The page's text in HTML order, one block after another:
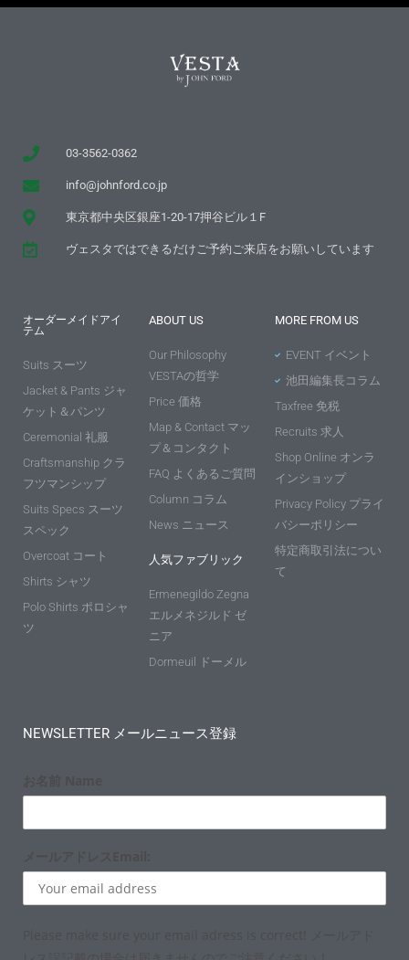
03-3562-0362
info@johnford.co.jp
東京都中央区銀座1-20-17押谷ビル１F
ヴェスタではできるだけご予約ご来店をお願いしています
オーダーメイドアイ
テム
Suits スーツ
Jacket & Pants ジャ
ケット＆パンツ
Ceremonial 礼服
Craftsmanship クラ
フツマンシップ
Suits Specs スーツ
スペック
Overcoat コート
Shirts シャツ
Polo Shirts ポロシャ
ツ
ABOUT US
Our Philosophy
VESTAの哲学
Price 価格
Map & Contact マッ
プ＆コンタクト
FAQ よくあるご質問
Column コラム
News ニュース
人気ファブリック
Ermenegildo Zegna
エルメネジルド ゼ
ニア
Dormeuil ドーメル
MORE FROM US
EVENT イベント
池田編集長コラム
Taxfree 免税
Recruits 求人
Shop Online オンラ
インショップ
Privacy Policy プライ
バシーポリシー
特定商取引法につい
て
NEWSLETTER メールニュース登録